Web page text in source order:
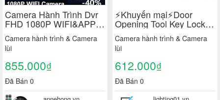
Camera Hành Trình Dvr
FHD 1080P WIFI&APP
Dành Cho Ô Tô
Camera hành trình & Camera
lùi
855.000₫
Đã Bán 0
⚡Khuyến mại⚡Door
Opening Tool Key Lock
Emergency Tool Door
And Window Installation
Unlocking Air Pump 12
Pieces Sturdy Tool Set
Camera hành trình & Camera
lùi
612.000₫
Đã Bán 0